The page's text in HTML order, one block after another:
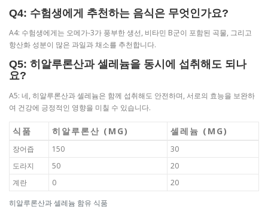
Q4: 수험생에게 추천하는 음식은 무엇인가요?
A4: 수험생에게는 오메가-3가 풍부한 생선, 비타민 B군이 포함된 곡물, 그리고
항산화 성분이 많은 과일과 채소를 추천합니다.
Q5: 히알루론산과 셀레늄을 동시에 섭취해도 되나
요?
A5: 네, 히알루론산과 셀레늄은 함께 섭취해도 안전하며, 서로의 효능을 보완하
여 건강에 긍정적인 영향을 미칠 수 있습니다.
히알루론산과 셀레늄 함유 식품
식품 히알루론산 (MG) 셀레늄 (ΜG)
장어즙 150
30
도라지
50
20
계란
0 20